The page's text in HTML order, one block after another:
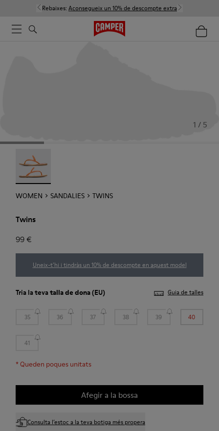
Rebaixes: Aconsegueix un 10% de descompte extra
1 / 5
Twins - 21792-002
WOMEN SANDALIES TWINS
Twins
99 €
Uneix-t’hi i tindràs un 10% de descompte en aquest model
Tria la tevatalla de dona(EU) Guia de talles
35 36 37 38 39 40
41
*Queden poques unitats
Afegir a la bossa
Consulta l’estoc a la teva botiga més propera